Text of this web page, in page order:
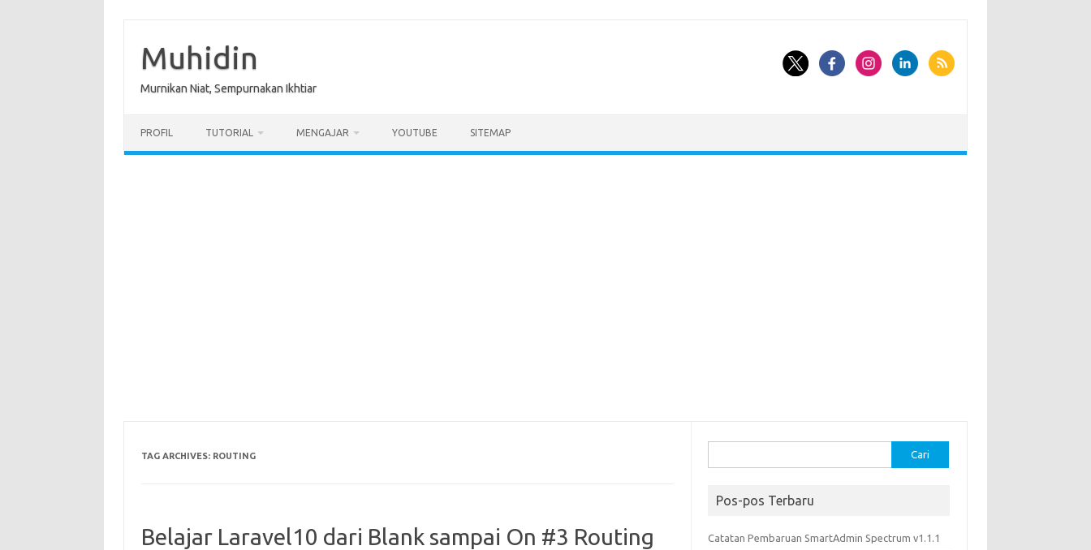
content
Muhidin
Murnikan Niat, Sempurnakan Ikhtiar
PROFIL TUTORIAL MENGAJAR YOUTUBE SITEMAP
TAG ARCHIVES: ROUTING
Belajar Laravel10 dari Blank sampai On #3 Routing
untuk:
Pos-pos Terbaru
Catatan Pembaruan SmartAdmin Spectrum v1.1.1